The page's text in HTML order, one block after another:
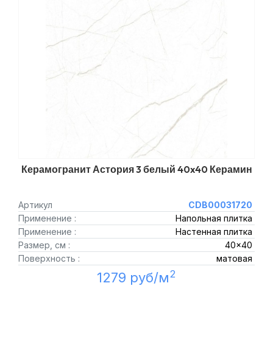
Керамогранит Астория 3 белый 40x40 Керамин
Артикул
CDB00031720
Применение :
Напольная плитка
Применение :
Настенная плитка
Размер, см :
40x40
Поверхность :
матовая
1279 руб/м2